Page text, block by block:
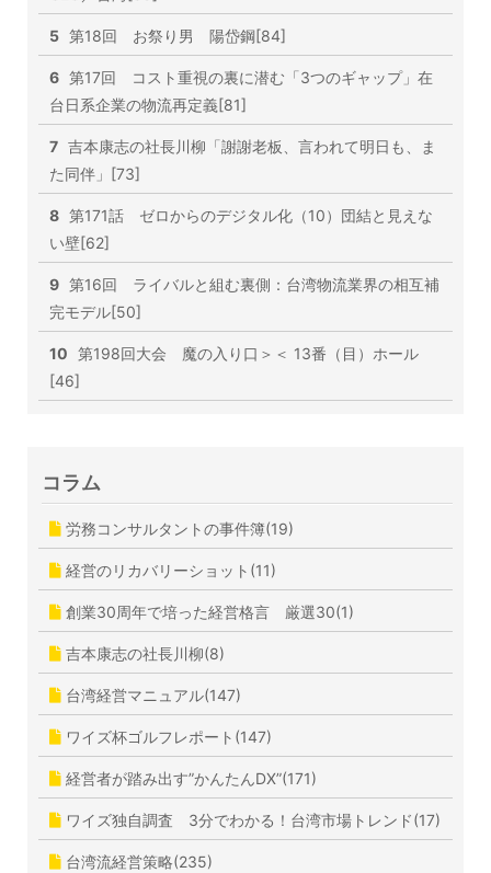
5 第18回 お祭り男 陽岱鋼[84]
6 第17回 コスト重視の裏に潜む「3つのギャップ」在
台日系企業の物流再定義[81]
7 吉本康志の社長川柳「謝謝老板、言われて明日も、ま
た同伴」[73]
8 第171話 ゼロからのデジタル化（10）団結と見えな
い壁[62]
9 第16回 ライバルと組む裏側：台湾物流業界の相互補
完モデル[50]
10 第198回大会 魔の入り口＞＜ 13番（目）ホール
[46]
コラム
労務コンサルタントの事件簿(19)
経営のリカバリーショット(11)
創業30周年で培った経営格言 厳選30(1)
吉本康志の社長川柳(8)
台湾経営マニュアル(147)
ワイズ杯ゴルフレポート(147)
経営者が踏み出す”かんたんDX”(171)
ワイズ独自調査 3分でわかる！台湾市場トレンド(17)
台湾流経営策略(235)